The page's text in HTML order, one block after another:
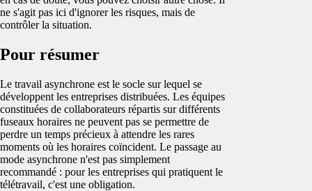
ne s'agit pas ici d'ignorer les risques, mais de
contrôler la situation.
Pour résumer
Le travail asynchrone est le socle sur lequel se
développent les entreprises distribuées. Les équipes
constituées de collaborateurs répartis sur différents
fuseaux horaires ne peuvent pas se permettre de
perdre un temps précieux à attendre les rares
moments où les horaires coïncident. Le passage au
mode asynchrone n'est pas simplement
recommandé : pour les entreprises qui pratiquent le
télétravail, c'est une obligation.